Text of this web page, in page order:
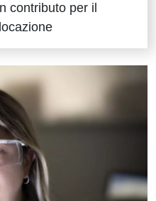
contributo per il